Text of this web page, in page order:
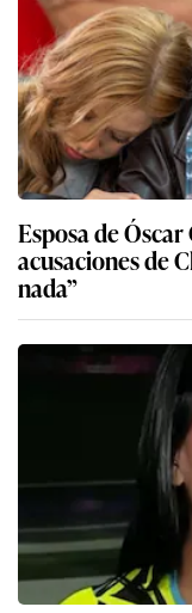
Esposa de
acusaciones de
nada”